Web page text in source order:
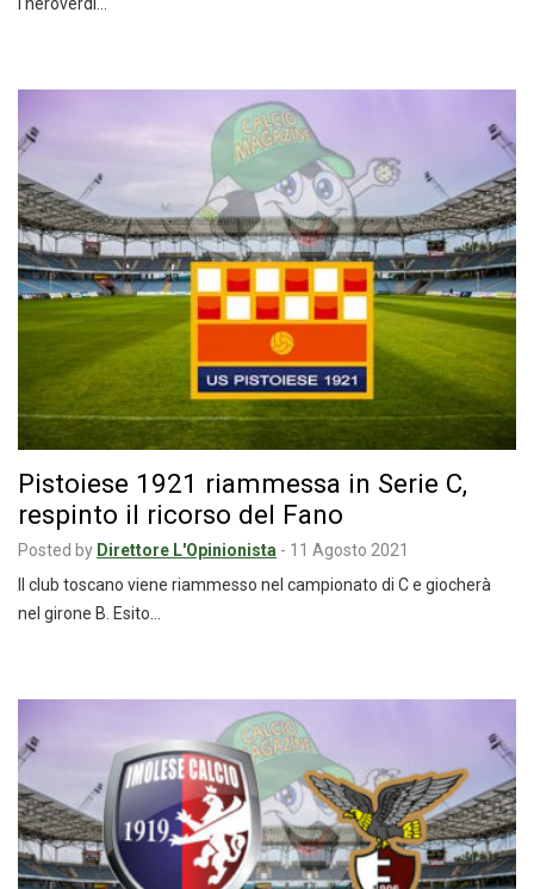
Pistoiese 1921 riammessa in Serie C,
respinto il ricorso del Fano
Posted by Direttore L'Opinionista - 11 Agosto 2021
Il club toscano viene riammesso nel campionato di C e giocherà
nel girone B. Esito…